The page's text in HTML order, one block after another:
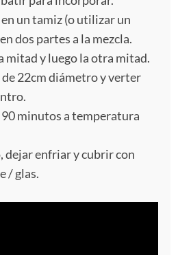
un tamiz (o utilizar un
dos partes a la mezcla.
mitad y luego la otra mitad.
22cm diámetro y verter
minutos a temperatura
dejar enfriar y cubrir con
/ glas.